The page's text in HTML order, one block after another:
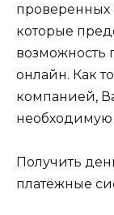
которые
возможность
онлайн. Как
компанией,
необходимую
Получить
платёжные